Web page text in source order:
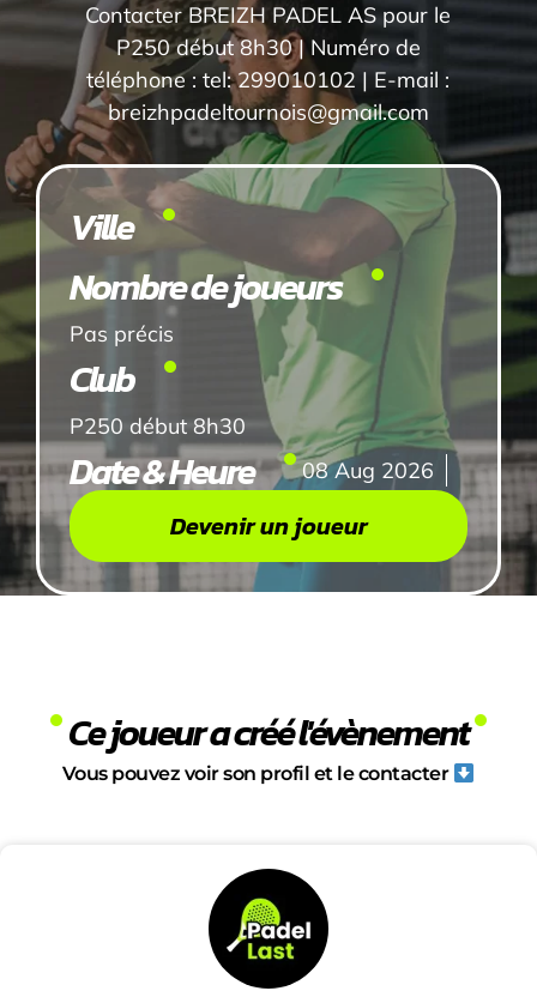
Contacter BREIZH PADEL AS pour le
P250 début 8h30 | Numéro de
téléphone : tel: 299010102 | E-mail :
breizhpadeltournois@gmail.com
Ville
Nombre de joueurs
Pas précis
Club
P250 début 8h30
Date & Heure 08 Aug 2026
Devenir un joueur
Ce joueur a créé l'évènement
Vous pouvez voir son profil et le contacter